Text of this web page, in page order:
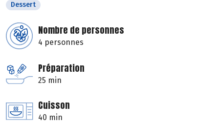
Dessert
Nombre de personnes
4 personnes
Préparation
25 min
Cuisson
40 min